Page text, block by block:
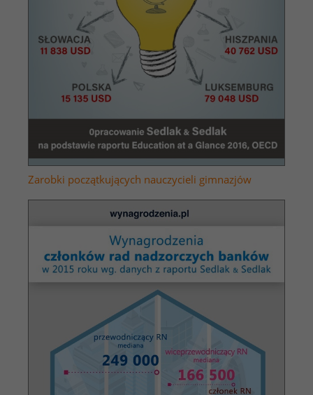
Zarobki początkujących nauczycieli gimnazjów